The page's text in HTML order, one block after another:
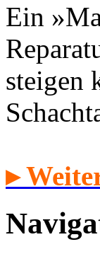
Ein
steigen
▸